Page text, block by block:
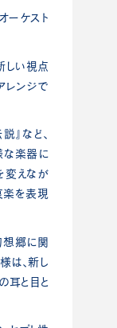
ーケスト
しい視点
レンジで
』など、
な楽器に
変えなが
楽を表現
想郷に関
は、新し
耳と目と